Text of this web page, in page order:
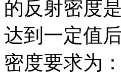
的反射密度
达到一定值
密度要求为